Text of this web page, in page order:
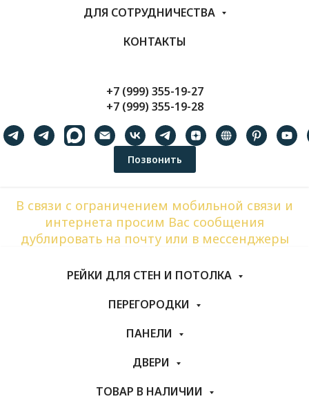
ДЛЯ СОТРУДНИЧЕСТВА
КОНТАКТЫ
+7 (999) 355-19-27
+7 (999) 355-19-28
Позвонить
В связи с ограничением мобильной связи и
интернета просим Вас сообщения
дублировать на почту или в мессенджеры
РЕЙКИ ДЛЯ СТЕН И ПОТОЛКА
ПЕРЕГОРОДКИ
ПАНЕЛИ
ДВЕРИ
ТОВАР В НАЛИЧИИ